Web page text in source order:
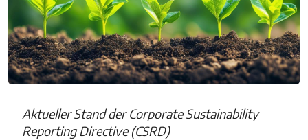
Aktueller Stand der Corporate Sustainability
Reporting Directive (CSRD)